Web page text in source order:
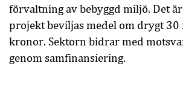
förvaltning av bebyggd miljö. Det
projekt beviljas medel om drygt
kronor. Sektorn bidrar med
genom samfinansiering.